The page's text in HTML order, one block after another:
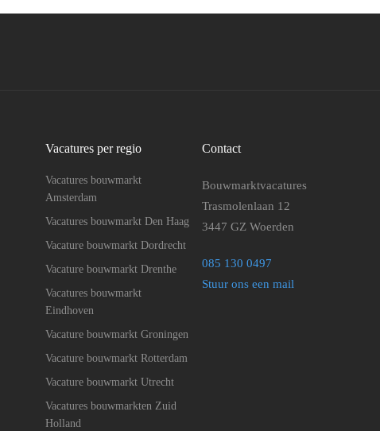
Vacatures per regio
Vacatures bouwmarkt
Amsterdam
Vacatures bouwmarkt Den Haag
Vacature bouwmarkt Dordrecht
Vacature bouwmarkt Drenthe
Vacatures bouwmarkt
Eindhoven
Vacature bouwmarkt Groningen
Vacature bouwmarkt Rotterdam
Vacature bouwmarkt Utrecht
Vacatures bouwmarkten Zuid
Holland
Contact
Bouwmarktvacatures
Trasmolenlaan 12
3447 GZ Woerden
085 130 0497
Stuur ons een mail